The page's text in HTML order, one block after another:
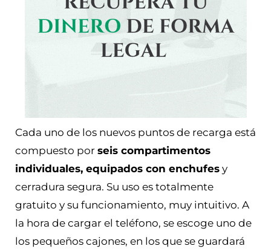
Cada uno de los nuevos puntos de recarga está
compuesto por seis compartimentos
individuales, equipados con enchufes y
cerradura segura. Su uso es totalmente
gratuito y su funcionamiento, muy intuitivo. A
la hora de cargar el teléfono, se escoge uno de
los pequeños cajones, en los que se guardará